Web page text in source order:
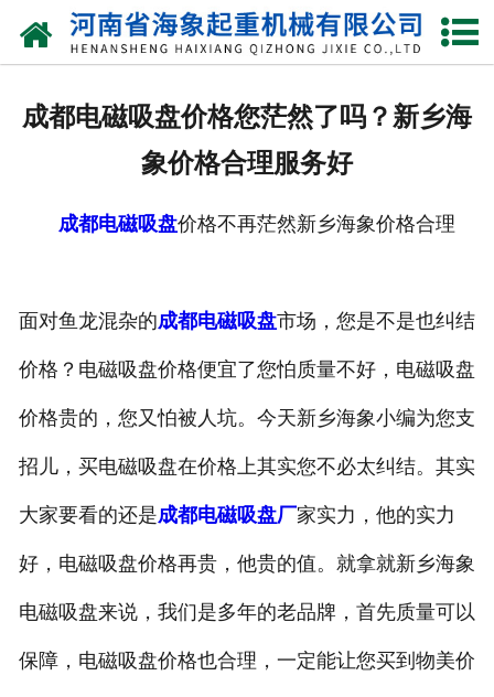
网站首页
厂区一角
案例展示
联系我们
成都电磁吸盘价格您茫然了吗？新乡海
象价格合理服务好
成都电磁吸盘价格不再茫然新乡海象价格合理
面对鱼龙混杂的成都电磁吸盘市场，您是不是也纠结
价格？电磁吸盘价格便宜了您怕质量不好，电磁吸盘
价格贵的，您又怕被人坑。今天新乡海象小编为您支
招儿，买电磁吸盘在价格上其实您不必太纠结。其实
大家要看的还是成都电磁吸盘厂家实力，他的实力
好，电磁吸盘价格再贵，他贵的值。就拿就新乡海象
电磁吸盘来说，我们是多年的老品牌，首先质量可以
保障，电磁吸盘价格也合理，一定能让您买到物美价